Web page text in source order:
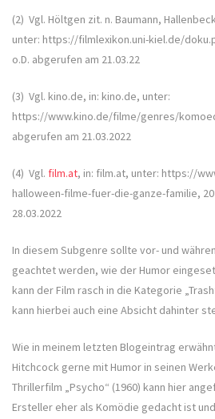
(2) Vgl. Höltgen zit. n. Baumann,
unter: https://filmlexikon.uni-kiel.de/
o.D. abgerufen am 21.03.22
(3) Vgl. kino.de, in: kino.de, unter:
https://www.kino.de/filme/genres/
abgerufen am 21.03.2022
(4) Vgl. film.at, in: film.at, unter: https://
halloween-filme-fuer-die-ganze-familie,
28.03.2022
In diesem Subgenre sollte vor- und
geachtet werden, wie der Humor
kann der Film rasch in die Kategorie
kann hierbei auch eine Absicht dahinter
Wie in meinem letzten Blogeintrag
Hitchcock gerne mit Humor in seinen
Thrillerfilm „Psycho“ (1960) kann hier
Ersteller eher als Komödie gedacht ist